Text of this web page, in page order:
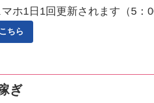
ホ1日1回更新されます（5：
ちら
ぎ